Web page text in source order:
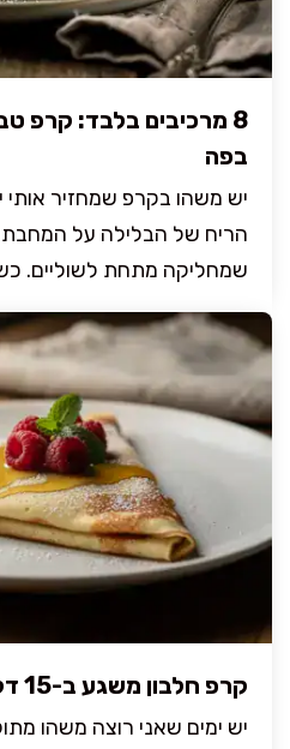
8 מרכיבים בלבד: קרפ
בפה
יש משהו בקרפ שמחזיר
הריח של הבלילה על המחבת
שמחליקה מתחת לשוליים.
קרפ חלבון משגע ב-15 דקות, בלי קמח בכלל
יש ימים שאני רוצה משהו